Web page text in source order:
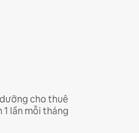
cho thuê
1 lần mỗi tháng